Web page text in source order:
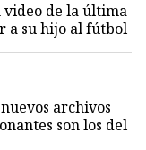
video de la última
a su hijo al fútbol
archivos
son los del